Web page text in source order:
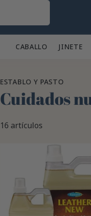
CABALLO 🐎 JINETE 👕
ESTABLO Y PASTO
Cuidados
16 artículos